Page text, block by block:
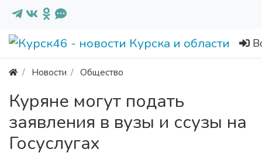
Новости Общество
Куряне могут подать
заявления в вузы и ссузы на
Госуслугах